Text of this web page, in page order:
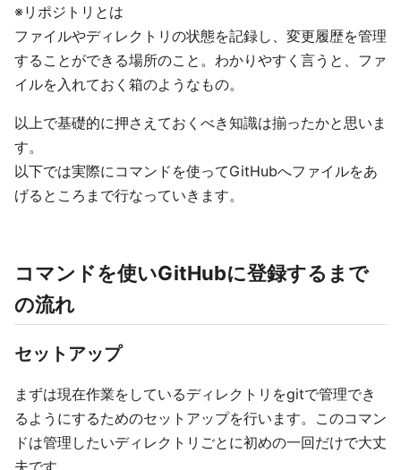
※リポジトリとは
ファイルやディレクトリの状態を記録し、変更履歴を管理
することができる場所のこと。わかりやすく言うと、ファ
イルを入れておく箱のようなもの。
以上で基礎的に押さえておくべき知識は揃ったかと思いま
す。
以下では実際にコマンドを使ってGitHubへファイルをあ
げるところまで行なっていきます。
コマンドを使いGitHubに登録するまで
の流れ
セットアップ
まずは現在作業をしているディレクトリをgitで管理でき
るようにするためのセットアップを行います。このコマン
ドは管理したいディレクトリごとに初めの一回だけで大丈
夫です。